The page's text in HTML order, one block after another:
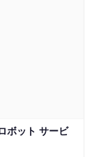
ボット サービ